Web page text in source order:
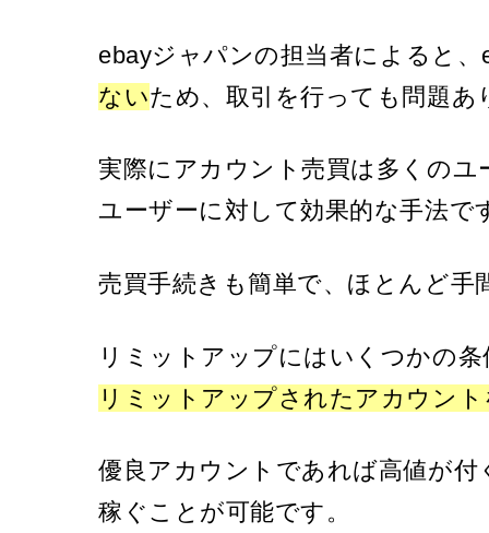
ebayジャパンの担当者によると
ないため、取引を行っても問題あ
実際にアカウント売買は多くの
ユーザーに対して効果的な手法で
売買手続きも簡単で、ほとんど手
リミットアップにはいくつかの
リミットアップされたアカウン
優良アカウントであれば高値が
稼ぐことが可能です。